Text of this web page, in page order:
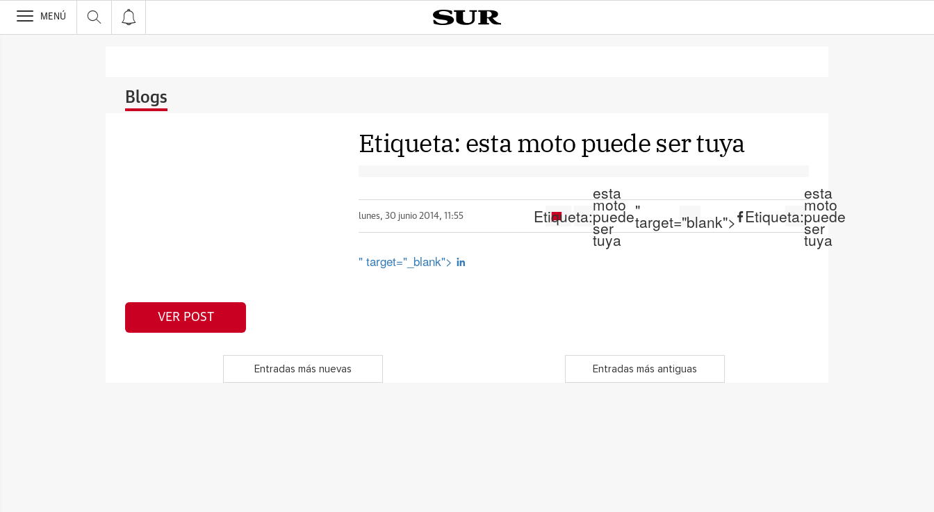
>
MENÚ
Blogs
Etiqueta: esta moto puede ser tuya
lunes, 30 junio 2014, 11:55 Etiqueta:
esta
moto
puede
ser
tuya
"
target="blank"> Etiqueta:
esta
moto
puede
ser
tuya
" target="_blank">
VER POST
Entradas más nuevas Entradas más antiguas